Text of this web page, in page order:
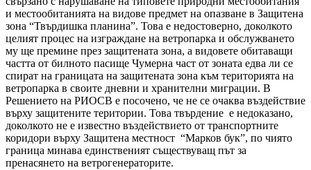
и местообитанията на видове предмет на опазване в Защитена
зона “Твърдишка планина”. Това е недостоверно, доколкото
целият процес на изграждане на ветропарка и обслужването
му ще премине през защитената зона, а видовете обитаващи
частта от билното пасище Чумерна част от зоната едва ли се
спират на границата на защитената зона към територията на
ветропарка в своите дневни и хранителни миграции. В
Решението на РИОСВ е посочено, че не се очаква въздействие
върху защитените територии. Това твърдение е недоказано,
доколкото не е известно въздействието от транспортните
коридори върху Защитена местност “Марков бук”, по чиято
граница минава единственият съществуващ път за
пренасянето на ветрогенераторите.